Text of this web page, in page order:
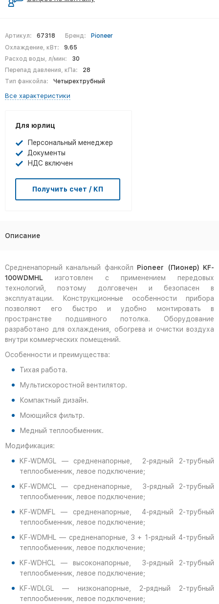
Артикул: 67318 Бренд:
Pioneer
Охлаждение, кВт:
9.65
Расход воды, л/мин:
30
Перепад давления, кПа:
28
Тип фанкойла:
Четырехтрубный
Все характеристики
Для юрлиц
Персональный менеджер
Документы
НДС включен
Получить счет / КП
Описание
Средненапорный канальный фанкойл Pioneer (Пионер) KF-
100WDMHL изготовлен с применением передовых
технологий, поэтому долговечен и безопасен в
эксплуатации. Конструкционные особенности прибора
позволяют его быстро и удобно монтировать в
пространстве подшивного потолка. Оборудование
разработано для охлаждения, обогрева и очистки воздуха
внутри коммерческих помещений.
Особенности и преимущества:
Тихая работа.
Мультискоростной вентилятор.
Компактный дизайн.
Моющийся фильтр.
Медный теплообменник.
Модификация:
KF-WDMGL — средненапорные, 2-рядный 2-трубный
теплообменник, левое подключение;
KF-WDMCL — средненапорные, 3-рядный 2-трубный
теплообменник, левое подключение;
KF-WDMFL — средненапорные, 4-рядный 2-трубный
теплообменник, левое подключение;
KF-WDMHL — средненапорные, 3 + 1-рядный 4-трубный
теплообменник, левое подключение;
KF-WDHCL — высоконапорные, 3-рядный 2-трубный
теплообменник, левое подключение;
KF-WDLGL — низконапорные, 2-рядный 2-трубный
теплообменник, левое подключение;